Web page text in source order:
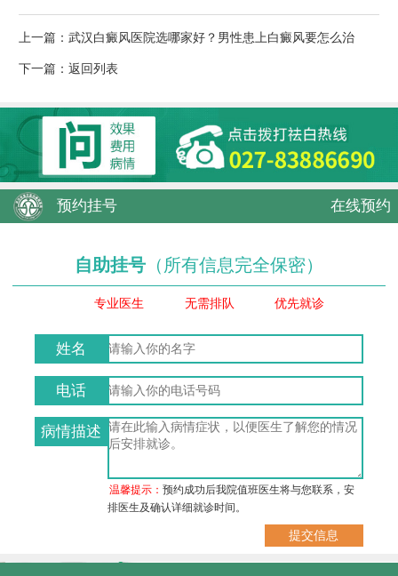
上一篇： 武汉白癜风医院选哪家好？男性患上白癜风要怎么治
下一篇： 返回列表
预约挂号 在线预约
自助挂号 （所有信息完全保密）
专业医生 无需排队 优先就诊
姓名
电话
病情描述
温馨提示：预约成功后我院值班医生将与您联系，安
排医生及确认详细就诊时间。